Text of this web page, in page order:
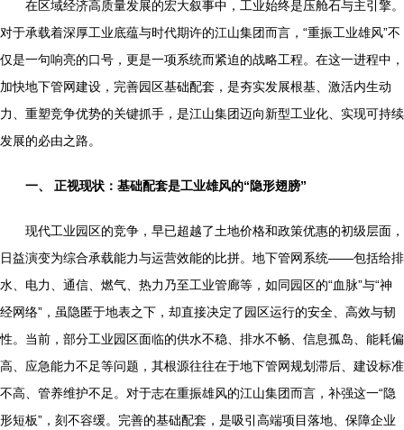
在区域经济高质量发展的宏大叙事中，工业始终是压舱石与主引擎。
对于承载着深厚工业底蕴与时代期许的江山集团而言，“重振工业雄风”不
仅是一句响亮的口号，更是一项系统而紧迫的战略工程。在这一进程中，
加快地下管网建设，完善园区基础配套，是夯实发展根基、激活内生动
力、重塑竞争优势的关键抓手，是江山集团迈向新型工业化、实现可持续
发展的必由之路。
一、 正视现状：基础配套是工业雄风的“隐形翅膀”
现代工业园区的竞争，早已超越了土地价格和政策优惠的初级层面，
日益演变为综合承载能力与运营效能的比拼。地下管网系统——包括给排
水、电力、通信、燃气、热力乃至工业管廊等，如同园区的“血脉”与“神
经网络”，虽隐匿于地表之下，却直接决定了园区运行的安全、高效与韧
性。当前，部分工业园区面临的供水不稳、排水不畅、信息孤岛、能耗偏
高、应急能力不足等问题，其根源往往在于地下管网规划滞后、建设标准
不高、管养维护不足。对于志在重振雄风的江山集团而言，补强这一“隐
形短板”，刻不容缓。完善的基础配套，是吸引高端项目落地、保障企业